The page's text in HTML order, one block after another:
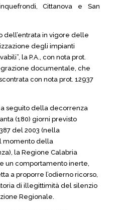
Cittanova e San
dell’entrata in vigore delle
degli impianti
la P.A., con nota prot.
documentale, che
con nota prot. 12937
seguito della decorrenza
(180) giorni previsto
del 2003 (nella
momento della
la Regione Calabria
un comportamento inerte,
a proporre l’odierno ricorso,
di illegittimità del silenzio
Regionale.